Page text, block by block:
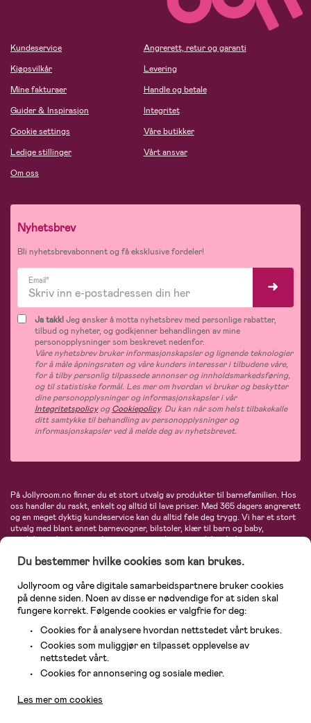
Kundeservice
Kjøpsvilkår
Mine fakturaer
Guider & Inspirasjon
Cookie settings
Ledige stillinger
Om oss
Angrerett, retur og garanti
Levering
Handle og betale
Integritet
Våre butikker
Vårt ansvar
Nyhetsbrev
Bli nyhetsbrevabonnent og få eksklusive fordeler!
Email*
Ja takk!Jeg ønsker å motta nyhetsbrev med personlige rabatter,
tilbud og nyheter, og godkjenner behandlingen av mine
personopplysninger som beskrevet nedenfor.
Våre nyhetsbrev bruker informasjonskapsler og lignende teknologier
for å måle åpningsraten og våre kunders interesser i tilbudene våre,
for å tilby personlig tilpassede annonser og innholdsmarkedsføring,
og til statistiske formål. Les mer om hvordan vi bruker og beskytter
dine personopplysninger og informasjonskapsler i vår
IntegritetspolicyogCookiepolicy. Du kan når som helst tilbakekalle
ditt samtykke til behandling av personopplysninger og
informasjonskapsler ved å melde deg av nyhetsbrevet.
På Jollyroom.no finner du et stort utvalg av produkter til barnefamilien. Hos
oss handler du raskt, enkelt og alltid til lave priser. Med 365 dagers angrerett
og en meget dyktig kundeservice kan du alltid føle deg trygg. Vi har et stort
utvalg med blant annet barnevogner, bilstoler, klær til barn og baby,
produkter til mor, mengder av inspirerende interiør, leker, babyustyr og mye
Maxi-Cosi, Baby Jogger, BabyBjörn, Didriksons, KidKraft, Ergobaby, Philips
største nettbutikk for barn og baby!
Du bestemmer hvilke cookies som kan brukes.
Jollyroom og våre digitale samarbeidspartnere bruker cookies
på denne siden. Noen av disse er nødvendige for at siden skal
fungere korrekt. Følgende cookies er valgfrie for deg:
Cookies for å analysere hvordan nettstedet vårt brukes.
Cookies som muliggjør en tilpasset opplevelse av
nettstedet vårt.
Cookies for annonsering og sosiale medier.
Les mer om cookies